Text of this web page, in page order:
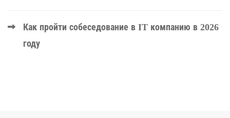
Как пройти собеседование в IT компанию в 2026
году